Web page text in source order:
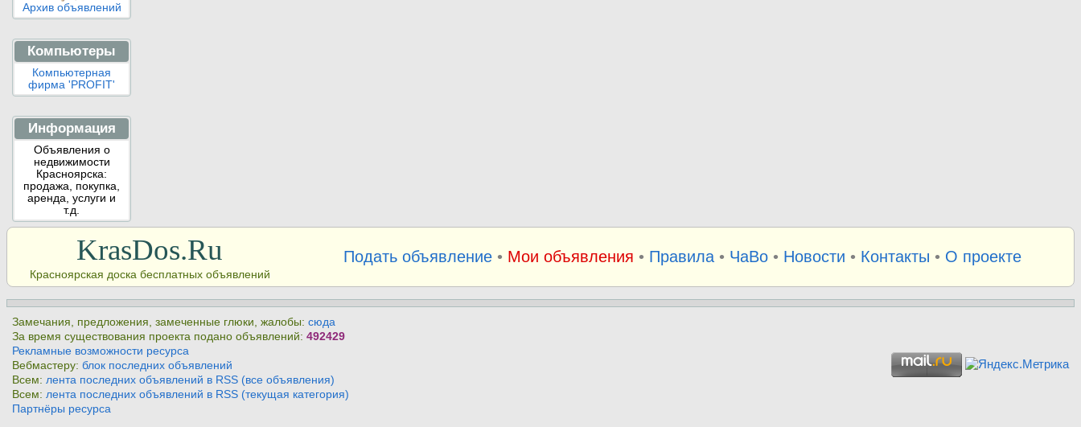
Архив объявлений
Компьютеры
Компьютерная
фирма 'PROFIT'
Информация
Объявления о
недвижимости
Красноярска:
продажа, покупка,
аренда, услуги и
т.д.
KrasDos.Ru
Красноярская доска бесплатных объявлений
Подать объявление• Мои объявления • Правила• ЧаВо• Новости • Контакты • О проекте
Замечания, предложения, замеченные глюки, жалобы: сюда
За время существования проекта подано объявлений: 492429
Рекламные возможности ресурса
Вебмастеру: блок последних объявлений
Всем: лента последних объявлений в RSS (все объявления)
Всем: лента последних объявлений в RSS (текущая категория)
Партнёры ресурса